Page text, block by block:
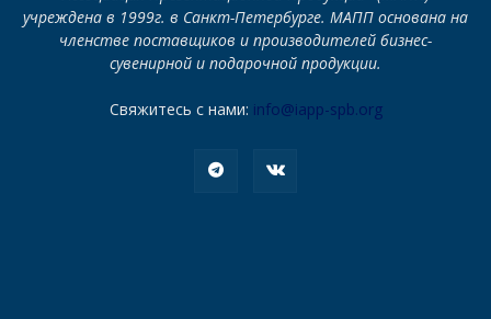
учреждена в 1999г. в Санкт-Петербурге. МАПП основана на
членстве поставщиков и производителей бизнес-
сувенирной и подарочной продукции.
Свяжитесь с нами: info@iapp-spb.org